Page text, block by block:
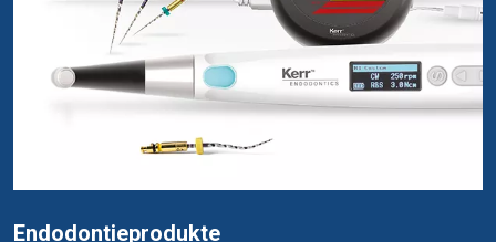
Endodontieprodukte